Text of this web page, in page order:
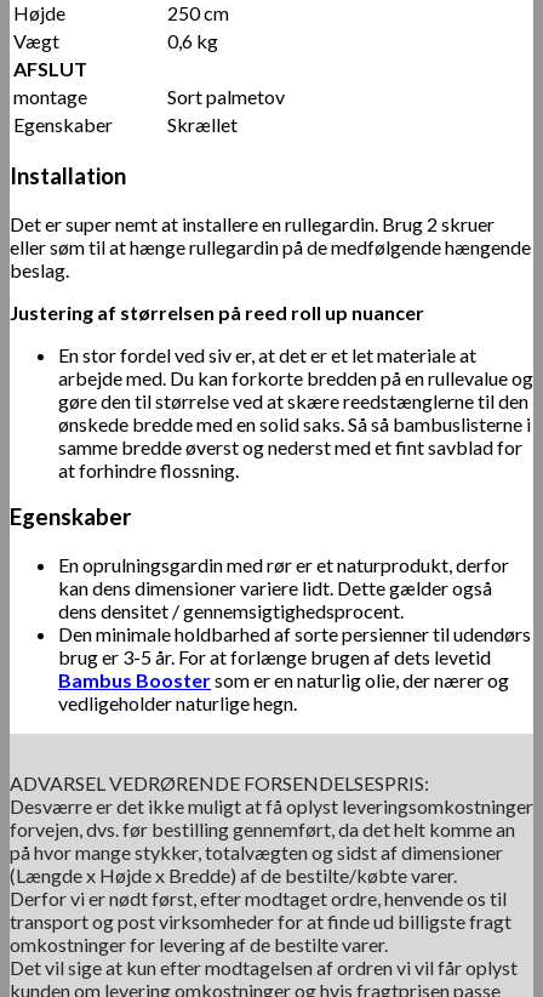
Højde
250 cm
Vægt
0,6 kg
AFSLUT
montage
Sort palmetov
Egenskaber
Skrællet
Installation
Det er super nemt at installere en rullegardin. Brug 2 skruer
eller søm til at hænge rullegardin på de medfølgende hængende
beslag.
Justering af størrelsen på reed roll up nuancer
En stor fordel ved siv er, at det er et let materiale at
arbejde med. Du kan forkorte bredden på en rullevalue og
gøre den til størrelse ved at skære reedstænglerne til den
ønskede bredde med en solid saks. Så så bambuslisterne i
samme bredde øverst og nederst med et fint savblad for
at forhindre flossning.
Egenskaber
En oprulningsgardin med rør er et naturprodukt, derfor
kan dens dimensioner variere lidt. Dette gælder også
dens densitet / gennemsigtighedsprocent.
Den minimale holdbarhed af sorte persienner til udendørs
brug er 3-5 år. For at forlænge brugen af ​​dets levetid
Bambus Boostersom er en naturlig olie, der nærer og
vedligeholder naturlige hegn.
ADVARSEL VEDRØRENDE FORSENDELSESPRIS:
Desværre er det ikke muligt at få oplyst leveringsomkostninger
forvejen, dvs. før bestilling gennemført, da det helt komme an
på hvor mange stykker, totalvægten og sidst af dimensioner
(Længde x Højde x Bredde) af de bestilte/købte varer.
Derfor vi er nødt først, efter modtaget ordre, henvende os til
transport og post virksomheder for at finde ud billigste fragt
omkostninger for levering af de bestilte varer.
Det vil sige at kun efter modtagelsen af ordren vi vil får oplyst
kunden om levering omkostninger og hvis fragtprisen passe